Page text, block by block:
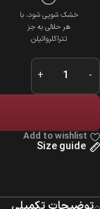
خشک شویی شود، با
هر حلالی به جز
تتراکلرواتیلن
Add to wishlist
Size guide